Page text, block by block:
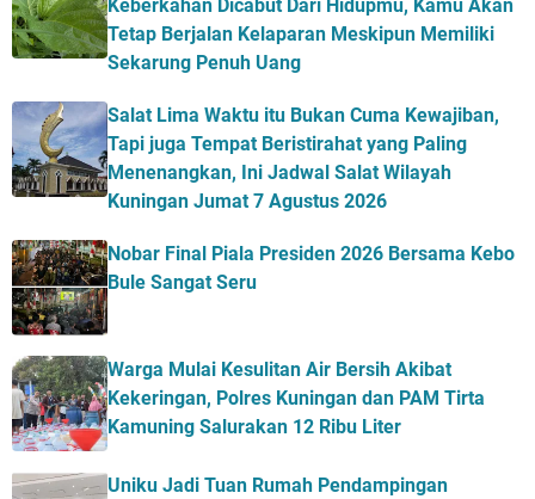
Keberkahan Dicabut Dari Hidupmu, Kamu Akan
Tetap Berjalan Kelaparan Meskipun Memiliki
Sekarung Penuh Uang
Salat Lima Waktu itu Bukan Cuma Kewajiban,
Tapi juga Tempat Beristirahat yang Paling
Menenangkan, Ini Jadwal Salat Wilayah
Kuningan Jumat 7 Agustus 2026
Nobar Final Piala Presiden 2026 Bersama Kebo
Bule Sangat Seru
Warga Mulai Kesulitan Air Bersih Akibat
Kekeringan, Polres Kuningan dan PAM Tirta
Kamuning Salurakan 12 Ribu Liter
Uniku Jadi Tuan Rumah Pendampingan